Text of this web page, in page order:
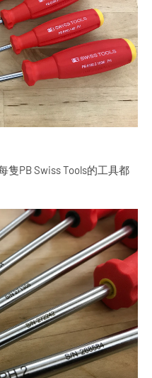
隻PB Swiss Tools的工具都